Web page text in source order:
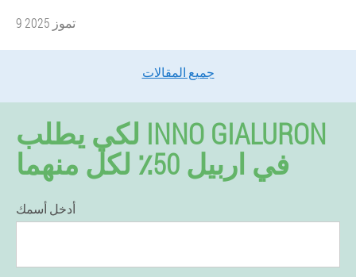
9 تموز 2025
جميع المقالات
لكي يطلب INNO GIALURON
في اربيل 50٪ لكل منهما
أدخل أسمك